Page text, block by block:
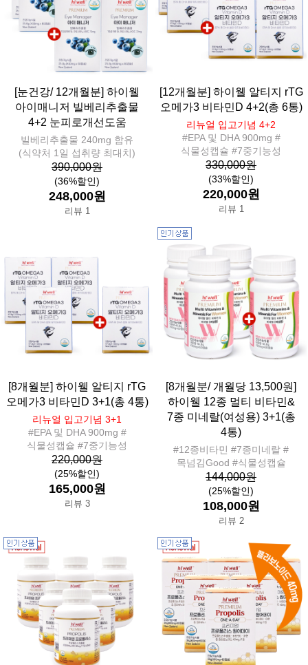
[눈건강/ 12개월분] 하이웰
아이매니저 빌베리추출물
4+2 눈피로개선도움
빌베리추출물 240mg 함유
(식약처 1일 섭취량 최대치)
390,000원
(36%할인)
248,000원
리뷰 1
[12개월분] 하이웰 알티지 rTG
오메가3 비타민D 4+2(총 6통)
리뉴얼 입고기념 4+2
#EPA 및 DHA 900mg #
식물성캡슐 #7중기능성
330,000원
(33%할인)
220,000원
리뷰 1
[8개월분] 하이웰 알티지 rTG
오메가3 비타민D 3+1(총 4통)
리뉴얼 입고기념 3+1
#EPA 및 DHA 900mg #
식물성캡슐 #7중기능성
220,000원
(25%할인)
165,000원
리뷰 3
[8개월분/ 개월당 13,500원]
하이웰 12종 멀티 비타민&
7종 미네랄(여성용) 3+1(총
4통)
#12종비타민 #7종미네랄 #
목넘김Good #식물성캡슐
144,000원
(25%할인)
108,000원
리뷰 2